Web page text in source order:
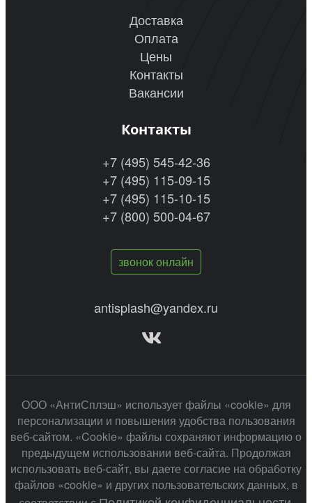
Доставка
Оплата
Цены
Контакты
Вакансии
Контакты
+7 (495) 545-42-36
+7 (495) 115-09-15
+7 (495) 115-10-15
+7 (800) 500-04-67
звонок онлайн
antisplash@yandex.ru
ООО «АнтиСплэш» использует файлы «cookie» для
персонализации и повышения удобства пользования
веб-сайтом. «Cookie» файлы сохраняют информацию о
предыдущем использовании веб-сайта. Продолжая
использовать веб-сайт, вы даете согласие на обработку
файлов «cookie» и других пользовательских данных, в